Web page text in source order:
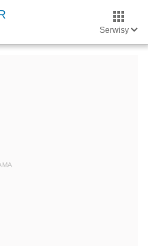
Serwisy